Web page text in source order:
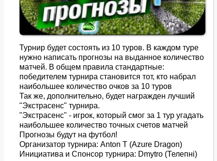
Турнир будет состоять из 10 туров. В каждом туре
нужно написать прогнозы на выданное количество
матчей. В общем правила стандартные:
победителем турнира становится тот, кто набрал
наибольшее количество очков за 10 туров
Так же, дополнительно, будет награжден лучший
"Экстрасенс" турнира.
"Экстрасенс" - игрок, который смог за 1 тур угадать
наибольшее количество точных счетов матчей
Прогнозы будут на футбол!
Организатор турнира: Anton T (Azure Dragon)
Инициатива и Спонсор турнира: Dmytro (Телепнi)